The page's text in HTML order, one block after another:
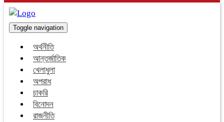
Toggle navigation
অর্থনীতি
আন্তর্জাতিক
খেলাধুলা
অপরাধ
চাকরি
বিনোদন
রাজনীতি